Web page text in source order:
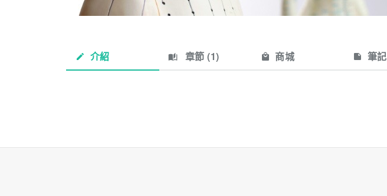
介紹 章節 (1) 商城 筆記